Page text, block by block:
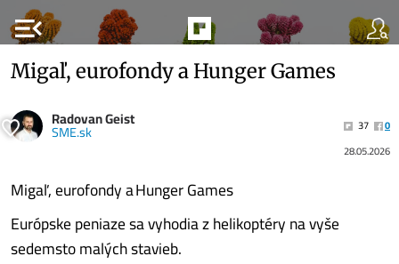
menu_open
Migaľ, eurofondy a Hunger Games
Radovan Geist
SME.sk 37
0
28.05.2026
Migaľ, eurofondy a Hunger Games
Európske peniaze sa vyhodia z helikoptéry na vyše
sedemsto malých stavieb.